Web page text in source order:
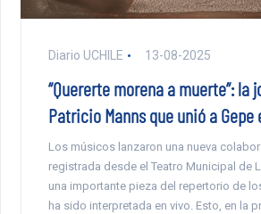
Diario UCHILE 13-08-2025
“Quererte morena a muerte”: la
Patricio Manns que unió a
Los músicos lanzaron una nueva
registrada desde el Teatro Municipal de
una importante pieza del repertorio de
ha sido interpretada en vivo. Esto, en la